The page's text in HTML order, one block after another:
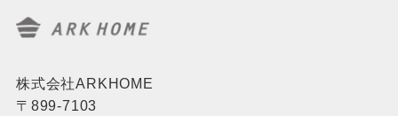
株式会社ARKHOME
〒899-7103